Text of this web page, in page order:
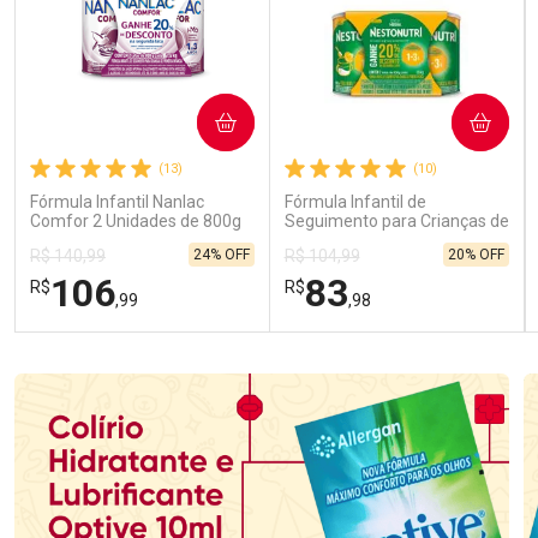
(13)
Fórmula Infantil Nanlac
Comfor 2 Unidades de 800g
R$ 140,99
R$106,99
24% OFF
COMPRAR
(10)
Fórmula Infantil de
Seguimento para Crianças de
Primeira Infância Nestonutri
2 Unidades de 800g cada
R$ 104,99
R$83,98
20% OFF
COMPRAR
Laboratório
Por Menos